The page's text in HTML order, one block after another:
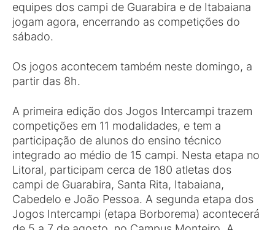
equipes dos campi de Guarabira e de Itabaiana
jogam agora, encerrando as competições do
sábado.
Os jogos acontecem também neste domingo, a
partir das 8h.
A primeira edição dos Jogos Intercampi trazem
competições em 11 modalidades, e tem a
participação de alunos do ensino técnico
integrado ao médio de 15 campi. Nesta etapa no
Litoral, participam cerca de 180 atletas dos
campi de Guarabira, Santa Rita, Itabaiana,
Cabedelo e João Pessoa. A segunda etapa dos
Jogos Intercampi (etapa Borborema) acontecerá